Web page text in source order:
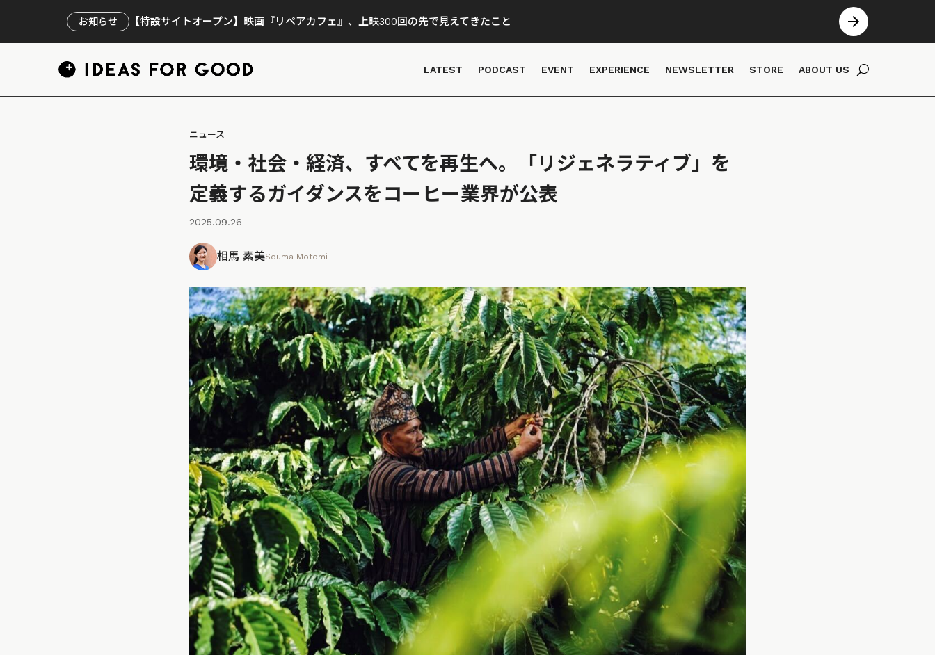
お知らせ 【特設サイトオープン】映画『リペアカフェ』、上映300回の先で見えてきたこと
LATEST PODCAST EVENT EXPERIENCE NEWSLETTER STORE ABOUT US
ニュース
環境・社会・経済、すべてを再生へ。「リジェネラティブ」を
定義するガイダンスをコーヒー業界が公表
2025.09.26
相馬 素美Souma Motomi